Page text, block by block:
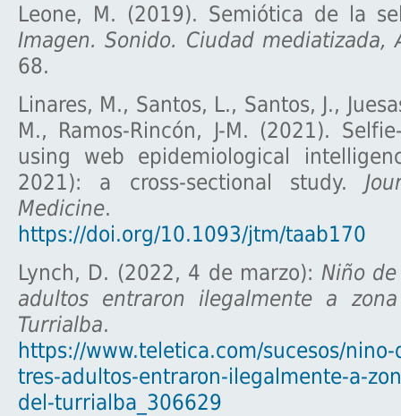
Leone, M. (2019). Semiótica de la
Imagen. Sonido. Ciudad mediatizada,
68.
Linares, M., Santos, L., Santos, J.,
M., Ramos-Rincón, J-M. (2021).
using web epidemiological
2021): a cross-sectional study.
Medicine.
https://doi.org/10.1093/jtm/taab170
Lynch, D. (2022, 4 de marzo): Niño
adultos entraron ilegalmente a
Turrialba.
https://www.teletica.com/sucesos/
tres-adultos-entraron-ilegalmente-a-
del-turrialba_306629